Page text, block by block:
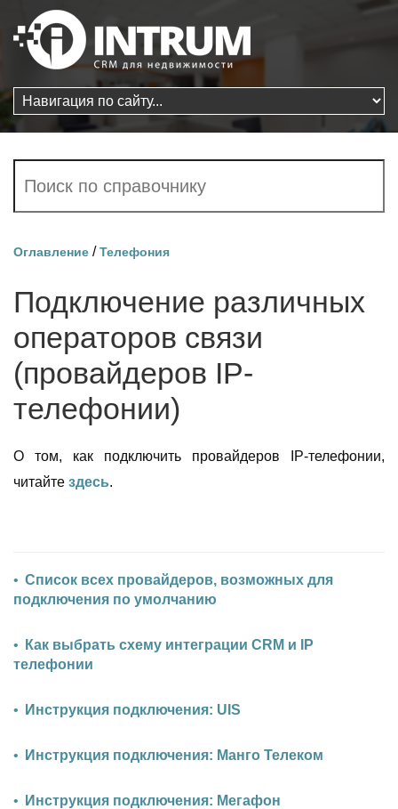
Оглавление /Телефония
Подключение различных
операторов связи
(провайдеров IP-
телефонии)
О том, как подключить провайдеров IP-телефонии,
читайте здесь.
Список всех провайдеров, возможных для
подключения по умолчанию
Как выбрать схему интеграции CRM и IP
телефонии
Инструкция подключения: UIS
Инструкция подключения: Манго Телеком
Инструкция подключения: Мегафон